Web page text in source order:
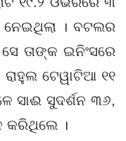
ନେଇଥିଲା । ବଟଲର
ତାଙ୍କ ଇନିଂସରେ
ଟେୱାଟିଆ ୧୧
ସାଈ ସୁଦର୍ଶନ ୩୬,
କରିଥିଲେ ।